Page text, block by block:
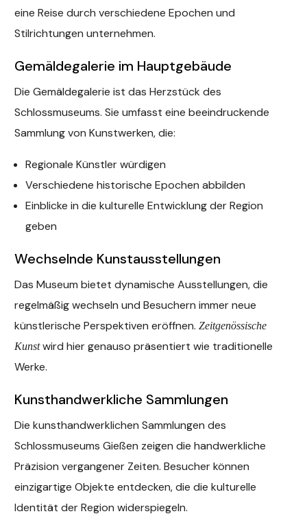
eine Reise durch verschiedene Epochen und
Stilrichtungen unternehmen.
Gemäldegalerie im Hauptgebäude
Die Gemäldegalerie ist das Herzstück des
Schlossmuseums. Sie umfasst eine beeindruckende
Sammlung von Kunstwerken, die:
Regionale Künstler würdigen
Verschiedene historische Epochen abbilden
Einblicke in die kulturelle Entwicklung der Region
geben
Wechselnde Kunstausstellungen
Das Museum bietet dynamische Ausstellungen, die
regelmäßig wechseln und Besuchern immer neue
künstlerische Perspektiven eröffnen.Zeitgenössische
Kunstwird hier genauso präsentiert wie traditionelle
Werke.
Kunsthandwerkliche Sammlungen
Die kunsthandwerklichen Sammlungen des
Schlossmuseums Gießen zeigen die handwerkliche
Präzision vergangener Zeiten. Besucher können
einzigartige Objekte entdecken, die die kulturelle
Identität der Region widerspiegeln.